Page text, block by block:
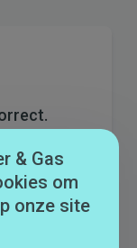
& Gas
om
onze site